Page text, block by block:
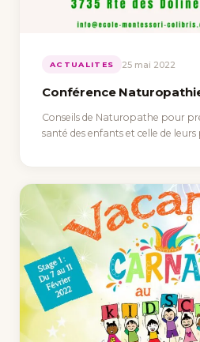
ACTUALITES 25 mai 2022
Conférence
Conseils de Naturopathe pour
santé des enfants et celle de